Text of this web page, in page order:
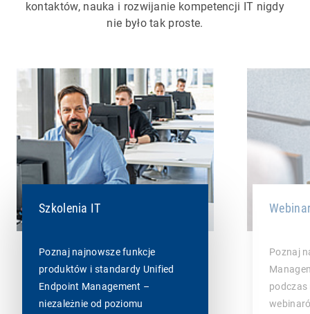
kontaktów, nauka i rozwijanie kompetencji IT nigdy
nie było tak proste.
Szkolenia IT
Poznaj najnowsze funkcje
produktów i standardy Unified
Endpoint Management –
niezależnie od poziomu
Poznaj
podczas